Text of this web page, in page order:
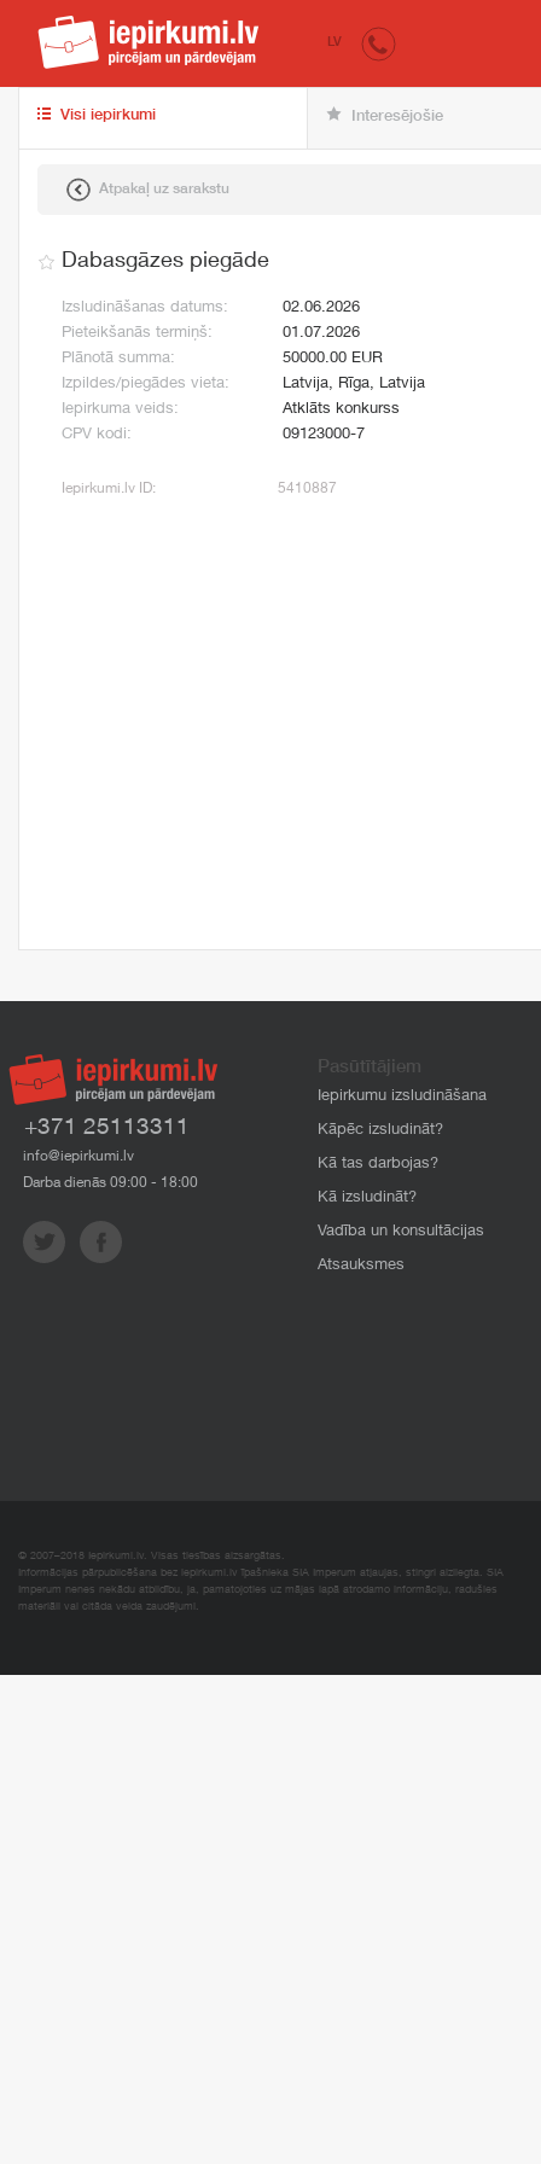
iepirkumi.lv
LV
Visi iepirkumi Interesējošie
Atpakaļ uz sarakstu
Dabasgāzes piegāde
Izsludināšanas datums:
02.06.2026
Pieteikšanās termiņš:
01.07.2026
Plānotā summa:
50000.00 EUR
Izpildes/piegādes vieta:
Latvija, Rīga, Latvija
Iepirkuma veids:
Atklāts konkurss
CPV kodi:
09123000-7
Iepirkumi.lv ID: 5410887
+371 25113311
info@iepirkumi.lv
Darba dienās 09:00 - 18:00
Pasūtītājiem
Iepirkumu izsludināšana
Kāpēc izsludināt?
Kā tas darbojas?
Kā izsludināt?
Vadība un konsultācijas
Atsauksmes
© 2007–2018 Iepirkumi.lv. Visas tiesības aizsargātas.
Informācijas pārpublicēšana bez iepirkumi.lv īpašnieka SIA Imperum atļaujas, stingri aizliegta. SIA
Imperum nenes nekādu atbildību, ja, pamatojoties uz mājas lapā atrodamo informāciju, radušies
materiāli vai citāda veida zaudējumi.